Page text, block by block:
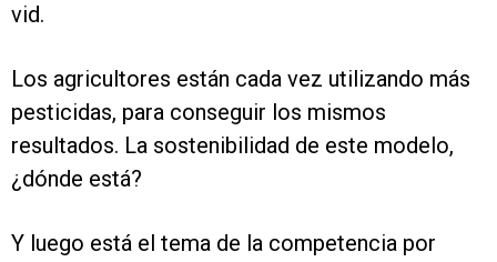
vid.
Los agricultores están cada vez utilizando más
pesticidas, para conseguir los mismos
resultados. La sostenibilidad de este modelo,
¿dónde está?
Y luego está el tema de la competencia por